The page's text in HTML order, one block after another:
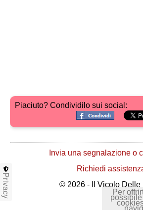
Piaciuto? Condividilo sui social:
Invia una segnalazione o
Richiedi
© 2026 - Il Vicolo Delle
Per
Privacy